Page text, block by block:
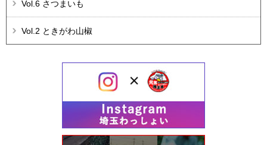
Vol.6 さつまいも
Vol.2 ときがわ山椒